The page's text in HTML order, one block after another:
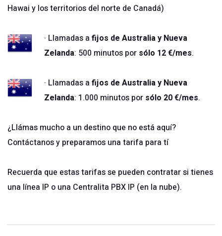
Hawai y los territorios del norte de Canadá)
· Llamadas a fijos de Australia y Nueva
Zelanda: 500 minutos por sólo 12 €/mes.
· Llamadas a fijos de Australia y Nueva
Zelanda: 1.000 minutos por sólo 20 €/mes.
¿Llámas mucho a un destino que no está aquí?
Contáctanosy preparamos una tarifa para tí
Recuerda que estas tarifas se pueden contratar si tienes
una línea IP o una Centralita PBX IP (en la nube).